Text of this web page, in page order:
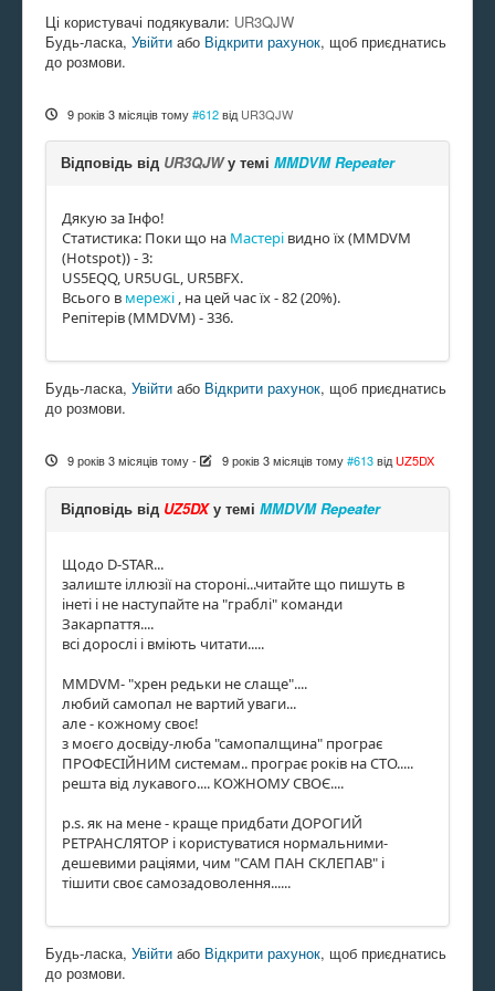
Ці користувачі подякували: UR3QJW
Будь-ласка, Увійти або Відкрити рахунок, щоб приєднатись
до розмови.
9 років 3 місяців тому #612 від UR3QJW
Відповідь від UR3QJWу темі MMDVM Repeater
Дякую за Інфо!
Статистика: Поки що на Мастері видно їх (MMDVM
(Hotspot)) - 3:
US5EQQ, UR5UGL, UR5BFX.
Всього в мережі , на цей час їх - 82 (20%).
Репітерів (MMDVM) - 336.
Будь-ласка, Увійти або Відкрити рахунок, щоб приєднатись
до розмови.
9 років 3 місяців тому- 9 років 3 місяців тому #613 від UZ5DX
Відповідь від UZ5DXу темі MMDVM Repeater
Щодо D-STAR...
залиште іллюзії на стороні...читайте що пишуть в
інеті і не наступайте на "граблі" команди
Закарпаття....
всі дорослі і вміють читати.....
MMDVM- "хрен редьки не слаще"....
любий самопал не вартий уваги...
але - кожному своє!
з моєго досвіду-люба "самопалщина" програє
ПРОФЕСІЙНИМ системам.. програє років на СТО.....
решта від лукавого.... КОЖНОМУ СВОЄ....
p.s. як на мене - краще придбати ДОРОГИЙ
РЕТРАНСЛЯТОР і користуватися нормальними-
дешевими раціями, чим "САМ ПАН СКЛЕПАВ" і
тішити своє самозадоволення......
Будь-ласка, Увійти або Відкрити рахунок, щоб приєднатись
до розмови.